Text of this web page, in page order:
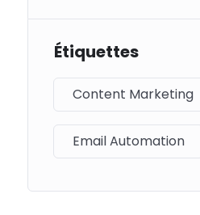
Étiquettes
Content Marketing
Email Automation